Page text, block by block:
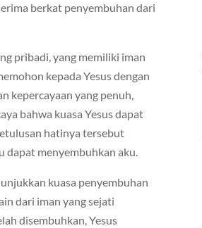
berkat penyembuhan dari
pribadi, yang memiliki iman
kepada Yesus dengan
kepercayaan yang penuh,
bahwa kuasa Yesus dapat
hatinya tersebut
dapat menyembuhkan aku.
kuasa penyembuhan
dari iman yang sejati
disembuhkan, Yesus